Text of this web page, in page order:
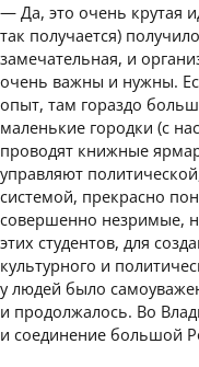
— Да, это очень крутая
так получается)
замечательная, и
очень важны и нужны.
опыт, там гораздо
маленькие городки (с
проводят книжные
управляют
системой, прекрасно
совершенно незримые,
этих студентов, для
культурного и
у людей было
и продолжалось. Во
и соединение большой